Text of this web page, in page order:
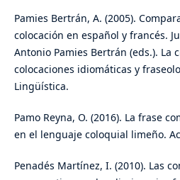
Pamies Bertrán, A. (2005).
colocación en español y francés.
Antonio Pamies Bertrán (eds.). La
colocaciones idiomáticas y
Lingüística.
Pamo Reyna, O. (2016). La frase
en el lenguaje coloquial limeño.
Penadés Martínez, I. (2010). Las